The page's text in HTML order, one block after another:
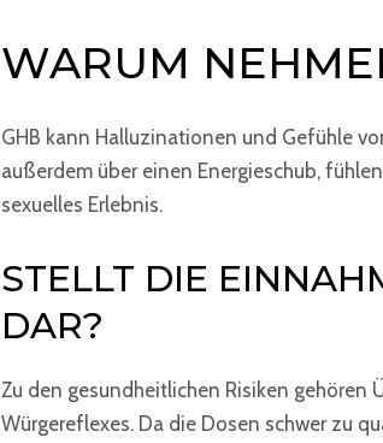
WARUM
GHB kann Halluzinationen und Gefühle
außerdem über einen Energieschub,
sexuelles Erlebnis.
STELLT DIE
DAR?
Zu den gesundheitlichen Risiken gehören
Würgereflexes. Da die Dosen schwer zu